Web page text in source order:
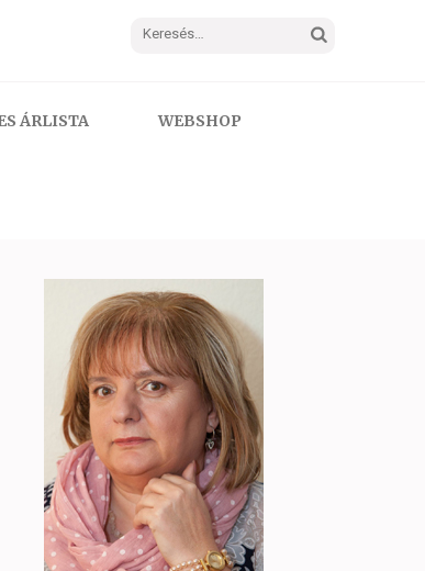
Keresés:
ÁRLISTA WEBSHOP